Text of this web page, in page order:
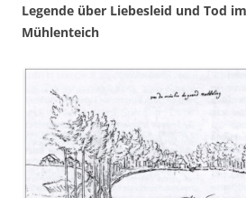
Legende über Liebesleid und Tod
Mühlenteich